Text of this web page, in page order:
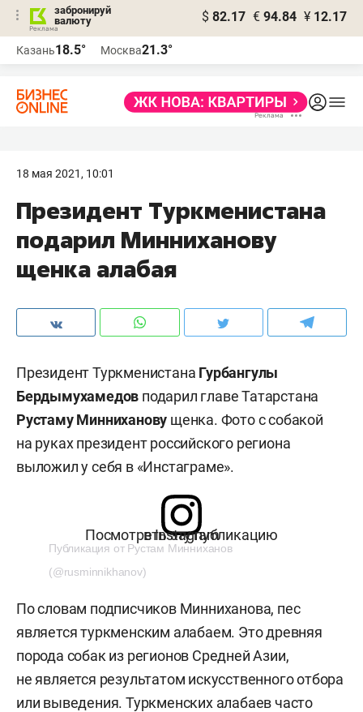
забронируй
валюту
$ 82.17 € 94.84 ¥ 12.17
Казань18.5° Москва21.3°
18 мая 2021, 10:01
Президент Туркменистана
подарил Минниханову
щенка алабая
Президент Туркменистана Гурбангулы
Бердымухамедов подарил главе Татарстана
Рустаму Минниханову щенка. Фото с собакой
на руках президент российского региона
выложил у себя в «Инстаграме».
Посмотреть эту публикацию в Instagram
Публикация от Рустам Минниханов
(@rusminnikhanov)
По словам подписчиков Минниханова, пес
является туркменским алабаем. Это древняя
порода собак из регионов Средней Азии,
не является результатом искусственного отбора
или выведения. Туркменских алабаев часто